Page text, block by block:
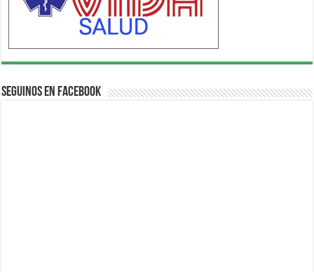
Seguinos en Facebook